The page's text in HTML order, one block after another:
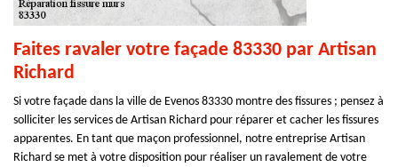
Faites ravaler votre façade 83330 par Artisan
Richard
Si votre façade dans la ville de Evenos 83330 montre des fissures ; pensez à
solliciter les services de Artisan Richard pour réparer et cacher les fissures
apparentes. En tant que maçon professionnel, notre entreprise Artisan
Richard se met à votre disposition pour réaliser un ravalement de votre